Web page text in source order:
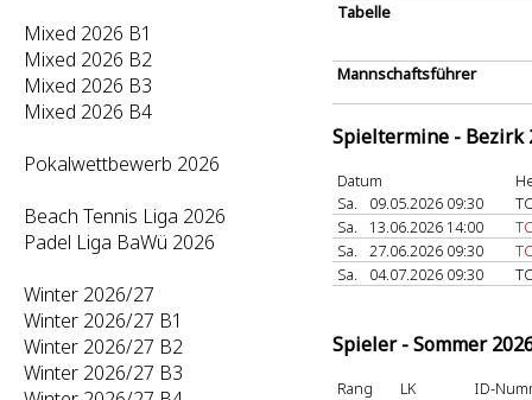
Mixed 2026 B1
Mixed 2026 B2
Mixed 2026 B3
Mixed 2026 B4
Pokalwettbewerb 2026
Beach Tennis Liga 2026
Padel Liga BaWü 2026
Winter 2026/27
Winter 2026/27 B1
Winter 2026/27 B2
Winter 2026/27 B3
Tabelle
Mannschaftsführer
Spieltermine - Bezirk
Datum
Sa.
09.05.2026 09:30
Sa.
13.06.2026 14:00
Sa.
27.06.2026 09:30
Sa.
04.07.2026 09:30
Spieler - Sommer
Rang LK
ID-